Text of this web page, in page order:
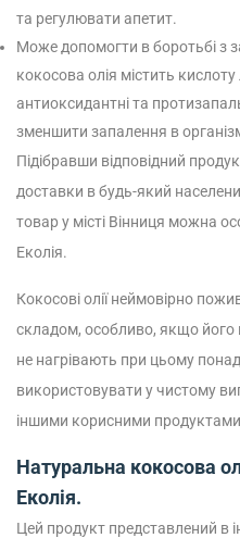
та регулювати апетит.
Може допомогти в боротьбі з
кокосова олія містить
антиоксидантні та
зменшити запалення в
Підібравши відповідний
доставки в будь-який
товар у місті Вінниця можна
Еколія.
Кокосові олії неймовірно
складом, особливо, якщо його
не нагрівають при цьому
використовувати у чистому
іншими корисними
Натуральна кокосова
Еколія.
Цей продукт представлений в